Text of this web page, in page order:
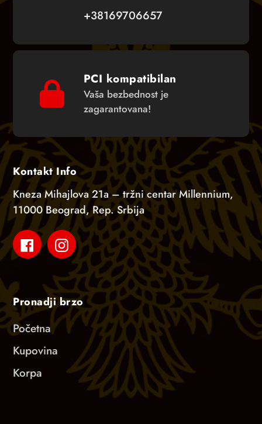
+38169706657
PCI kompatibilan
Vaša bezbednost je
zagarantovana!
Kontakt Info
Kneza Mihajlova 21a – tržni centar Millennium,
11000 Beograd, Rep. Srbija
FacebookInstagram
Pronadji brzo
Početna
Kupovina
Korpa